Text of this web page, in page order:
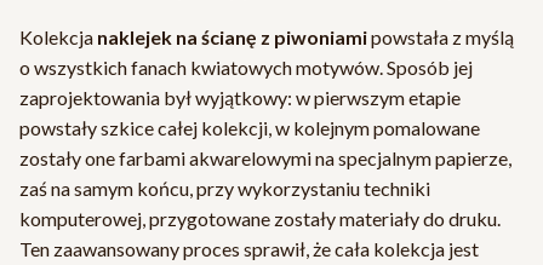
Kolekcja naklejek na ścianę z piwoniamipowstała z myślą
o wszystkich fanach kwiatowych motywów. Sposób jej
zaprojektowania był wyjątkowy: w pierwszym etapie
powstały szkice całej kolekcji, w kolejnym pomalowane
zostały one farbami akwarelowymi na specjalnym papierze,
zaś na samym końcu, przy wykorzystaniu techniki
komputerowej, przygotowane zostały materiały do druku.
Ten zaawansowany proces sprawił, że cała kolekcja jest